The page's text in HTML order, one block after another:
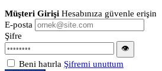
Müşteri Girişi Hesabınıza güvenle erişin
E-posta
Şifre
👁
Beni hatırla Şifremi unuttum